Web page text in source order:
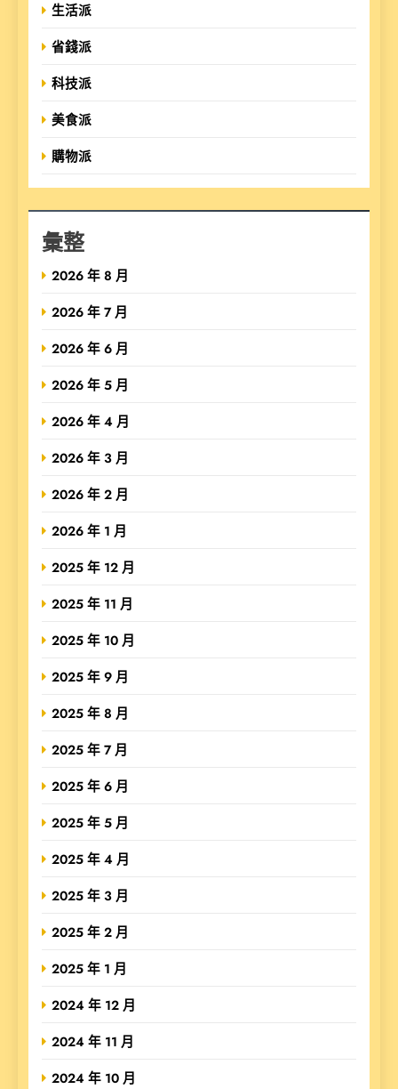
生活派
省錢派
科技派
美食派
購物派
彙整
2026 年 8 月
2026 年 7 月
2026 年 6 月
2026 年 5 月
2026 年 4 月
2026 年 3 月
2026 年 2 月
2026 年 1 月
2025 年 12 月
2025 年 11 月
2025 年 10 月
2025 年 9 月
2025 年 8 月
2025 年 7 月
2025 年 6 月
2025 年 5 月
2025 年 4 月
2025 年 3 月
2025 年 2 月
2025 年 1 月
2024 年 12 月
2024 年 11 月
2024 年 10 月